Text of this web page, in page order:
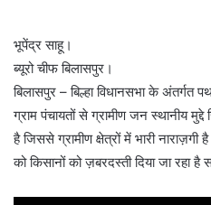
भूपेंद्र साहू।
ब्यूरो चीफ बिलासपुर।
बिलासपुर – बिल्हा विधानसभा के अंतर्गत
ग्राम पंचायतों से ग्रामीण जन स्थानीय
है जिससे ग्रामीण क्षेत्रों में भारी
को किसानों को ज़बरदस्ती दिया जा रहा है